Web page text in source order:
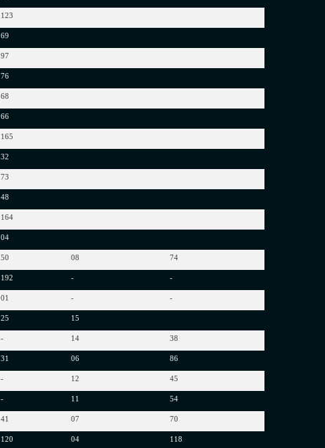
123
69
97
76
68
66
165
32
73
48
164
04
50 08 74
192 - -
01 - -
25 15
- 14 38
31 06 86
- 12 45
- 11 54
41 07 70
120 04 118